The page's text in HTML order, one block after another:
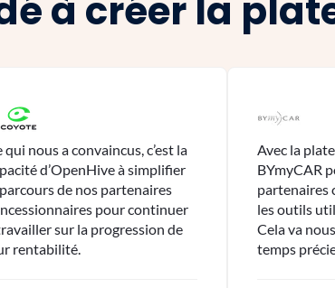
à créer la
qui nous a convaincus, c’est la
d’OpenHive à simplifier
de nos partenaires
pour continuer
sur la progression de
rentabilité.
Avec la
BYmyCAR
partenaires
les outils
Cela va
temps